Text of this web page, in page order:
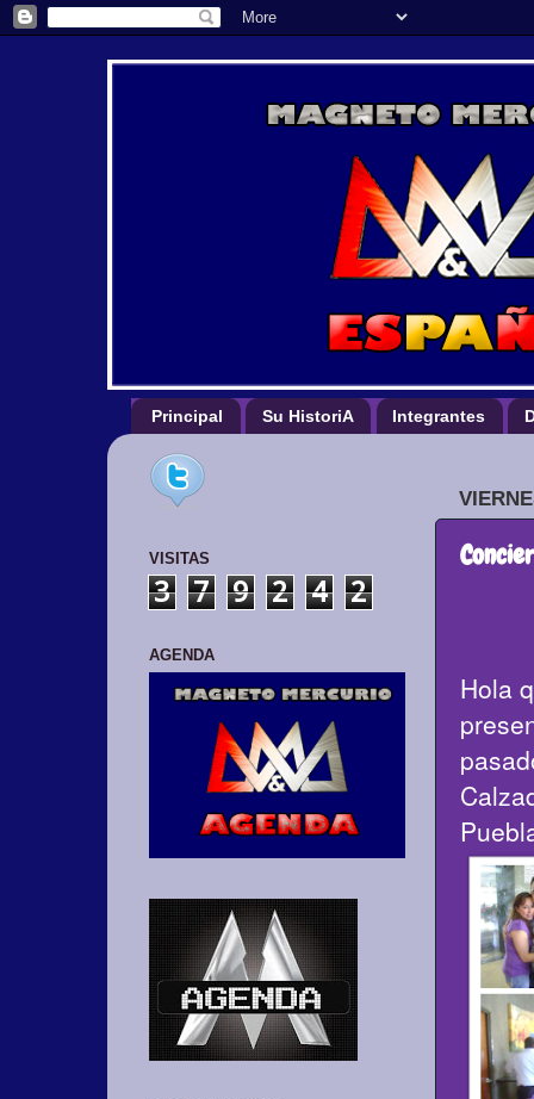
Principal Su HistoriA Integrantes
Hola
VISITAS
3 7 9 2 4 2
AGENDA